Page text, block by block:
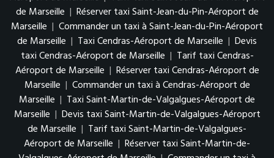
de Marseille | Réserver taxi Saint-Jean-du-Pin-Aéroport de
Marseille | Commander un taxi à Saint-Jean-du-Pin-Aéroport
de Marseille | Taxi Cendras-Aéroport de Marseille | Devis
taxi Cendras-Aéroport de Marseille | Tarif taxi Cendras-
Aéroport de Marseille | Réserver taxi Cendras-Aéroport de
Marseille | Commander un taxi à Cendras-Aéroport de
Marseille | Taxi Saint-Martin-de-Valgalgues-Aéroport de
Marseille | Devis taxi Saint-Martin-de-Valgalgues-Aéroport
de Marseille | Tarif taxi Saint-Martin-de-Valgalgues-
Aéroport de Marseille | Réserver taxi Saint-Martin-de-